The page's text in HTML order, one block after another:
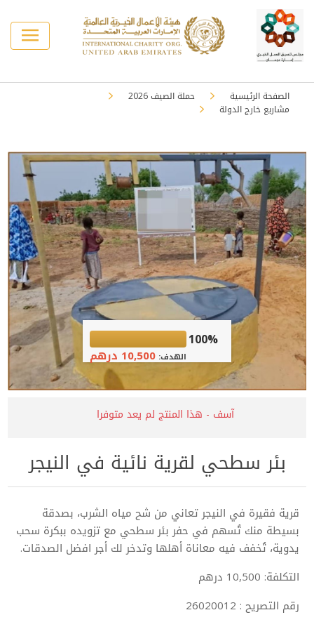
الصفحة الرئيسية
حملة الصيف 2026
مشاريع خارج الدولة
100%
الهدف:10,500 درهم
آسف - هذا المنتج لم يعد متوفرا
بئر سطحي لقرية نائية في النيجر
قرية فقيرة في النيجر تعاني من شح مياه الشرب، بصدقة
بسيطة منك تُسهم في حفر بئر سطحي مع تزويده ببكرة سحب
يدوية، تُخفف فيه معاناة أهلها وتدخر لك أجر افضل الصدقات.
التكلفة: 10,500 درهم
رقم التصريح : 26020012